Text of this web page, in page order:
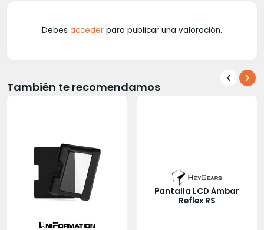
Debes acceder para publicar una valoración.
También te recomendamos
Pantalla LCD Ámbar
Reflex RS